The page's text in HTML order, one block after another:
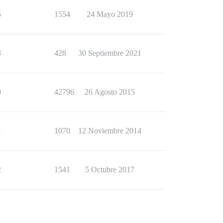
1554 24 Mayo 2019
428 30 Septiembre 2021
42796 26 Agosto 2015
1070 12 Noviembre 2014
1541 5 Octubre 2017